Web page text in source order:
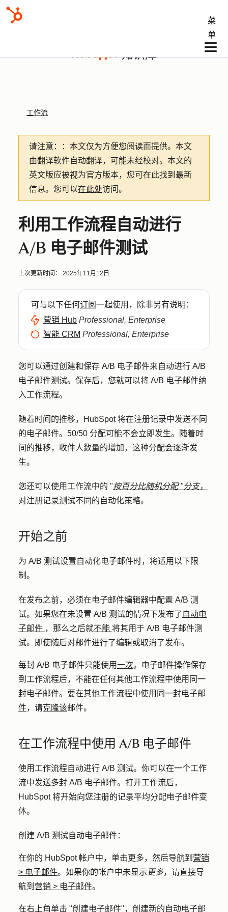
菜
单
知识库
工作流
请注意： ：本文仅为方便您阅读而提供。 本文
由翻译软件自动翻译，可能未经校对。本文的
英文版应被视为官方版本，您可在此找到最新
信息。您可以在此处访问。
利用工作流程自动进行
A/B 电子邮件测试
上次更新时间： 2025年11月12日
可与以下任何订阅一起使用，除非另有说明：
营销 Hub Professional, Enterprise
智能 CRM Professional, Enterprise
您可以通过创建和保存 A/B 电子邮件来自动进行 A/B
电子邮件测试。保存后，您就可以将 A/B 电子邮件纳
入工作流程。
随着时间的推移，HubSpot 将在注册记录中发送不同
的电子邮件。50/50 分配可能不会立即发生。随着时
间的推移，收件人数量的增加，这种分配会逐渐发
生。
您还可以使用工作流中的 "按百分比随机分配 "分支，
对注册记录测试不同的自动化策略。
开始之前
为 A/B 测试设置自动化电子邮件时，将适用以下限
制。
在发布之前，必须在电子邮件编辑器中配置 A/B 测
试。如果您在未设置 A/B 测试的情况下发布了 自动电
子邮件 ，那么之后就不能 将其用于 A/B 电子邮件测
试。即使随后对邮件进行了编辑或取消了发布。
每封 A/B 电子邮件只能使用一次。电子邮件操作保存
到工作流程后，不能在任何其他工作流程中使用同一
封电子邮件。要在其他工作流程中使用同一封电子邮
件，请克隆该邮件。
在工作流程中使用 A/B 电子邮件
使用工作流程自动进行 A/B 测试。你可以在一个工作
流中发送多封 A/B 电子邮件。打开工作流后，
HubSpot 将开始向您注册的记录平均分配电子邮件变
体。
创建 A/B 测试自动电子邮件：
在你的 HubSpot 帐户中，单击更多，然后导航到 营销
> 电子邮件。如果你的帐户中未显示 更多，请直接导
航到 营销 > 电子邮件。
在右上角单击 "创建电子邮件"， 创建新的自动电子邮